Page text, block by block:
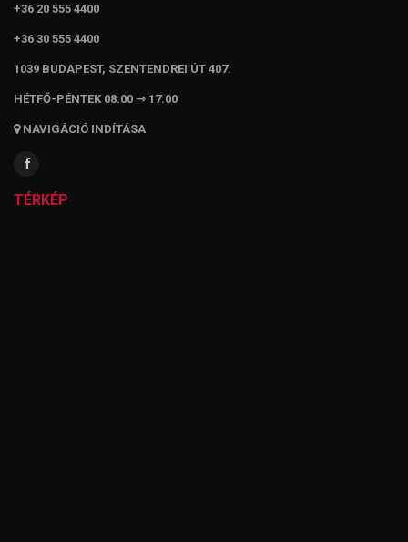
+36 20 555 4400
+36 30 555 4400
1039 BUDAPEST, SZENTENDREI ÚT 407.
HÉTFŐ-PÉNTEK 08:00 ⇾ 17:00
NAVIGÁCIÓ INDÍTÁSA
TÉRKÉP